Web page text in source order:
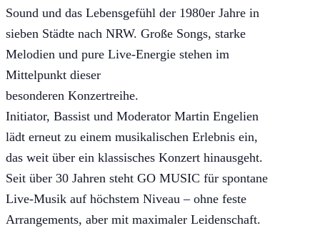
Sound und das Lebensgefühl der 1980er Jahre in
sieben Städte nach NRW. Große Songs, starke
Melodien und pure Live-Energie stehen im
Mittelpunkt dieser
besonderen Konzertreihe.
Initiator, Bassist und Moderator Martin Engelien
lädt erneut zu einem musikalischen Erlebnis ein,
das weit über ein klassisches Konzert hinausgeht.
Seit über 30 Jahren steht GO MUSIC für spontane
Live-Musik auf höchstem Niveau – ohne feste
Arrangements, aber mit maximaler Leidenschaft.